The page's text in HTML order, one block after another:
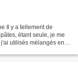
Il y a tellement de
étant seule, je me
utilisés mélangés en